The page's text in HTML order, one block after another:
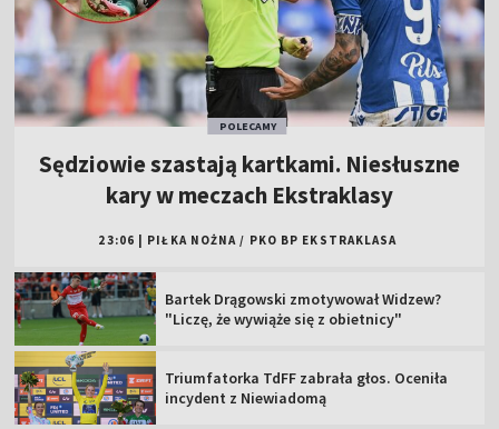
POLECAMY
Sędziowie szastają kartkami. Niesłuszne
kary w meczach Ekstraklasy
23:06 PIŁKA NOŻNA / PKO BP EKSTRAKLASA
Bartek Drągowski zmotywował Widzew?
"Liczę, że wywiąże się z obietnicy"
Triumfatorka TdFF zabrała głos. Oceniła
incydent z Niewiadomą